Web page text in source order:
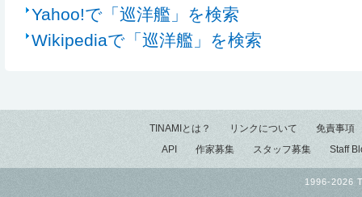
Yahoo!で「巡洋艦」を検索
Wikipediaで「巡洋艦」を検索
TINAMIとは？ リンクについて
免責事項
API
作家募集 スタッフ募集 Staff
1996-2026